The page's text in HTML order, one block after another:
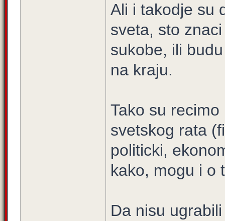
Ali i takodje su
sveta, sto
sukobe, ili
na kraju.
Tako su
svetskog rata
politicki,
kako, mogu i o
Da nisu